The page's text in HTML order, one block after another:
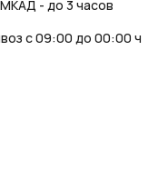
- до 3 часов
с 09:00 до 00:00 ч